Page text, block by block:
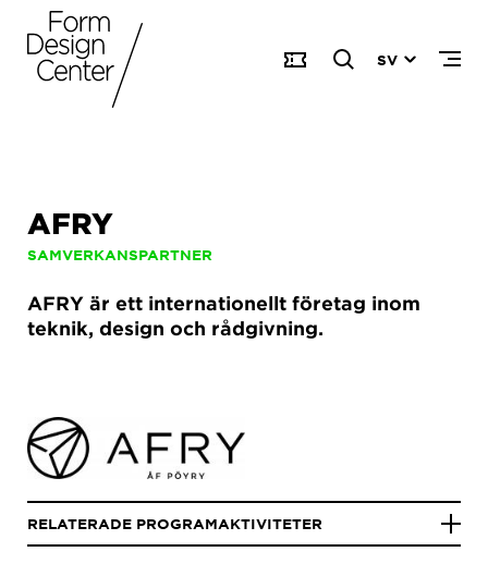
SV
AFRY
SAMVERKANSPARTNER
AFRY är ett internationellt företag inom
teknik, design och rådgivning.
RELATERADE PROGRAMAKTIVITETER